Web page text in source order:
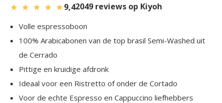
★ ★ ★ ★ ★9,42049 reviews op Kiyoh
Volle espressoboon
100% Arabicabonen van de top brasil Semi-Washed uit
de Cerrado
Pittige en kruidige afdronk
Ideaal voor een Ristretto of onder de Cortado
Voor de echte Espresso en Cappuccino liefhebbers